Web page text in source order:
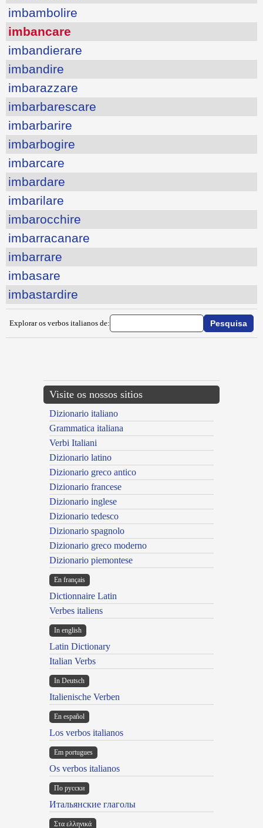
imbambolire
imbancare
imbandierare
imbandire
imbarazzare
imbarbarescare
imbarbarire
imbarbogire
imbarcare
imbardare
imbarilare
imbarocchire
imbarracanare
imbarrare
imbasare
imbastardire
Explorar os verbos italianos de:
Visite os nossos sitios
Dizionario italiano
Grammatica italiana
Verbi Italiani
Dizionario latino
Dizionario greco antico
Dizionario francese
Dizionario inglese
Dizionario tedesco
Dizionario spagnolo
Dizionario greco moderno
Dizionario piemontese
En français
Dictionnaire Latin
Verbes italiens
In english
Latin Dictionary
Italian Verbs
In Deutsch
Italienische Verben
En español
Los verbos italianos
Em portugues
Os verbos italianos
По русски
Итальянские глаголы
Στα ελληνικά